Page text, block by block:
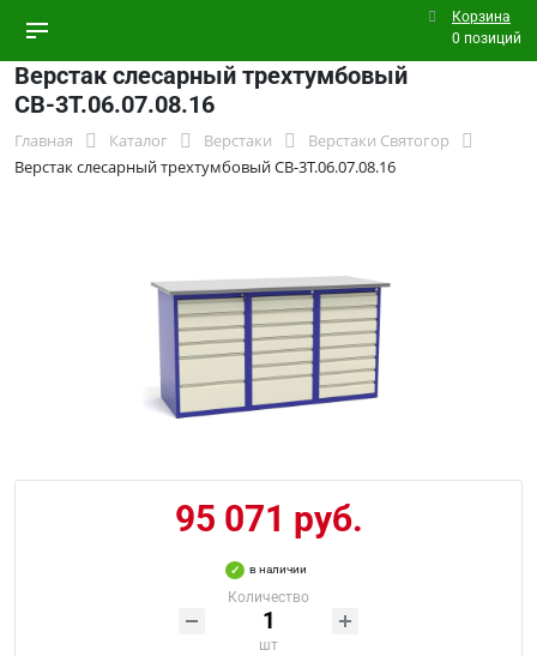
Корзина
0 позиций
Верстак слесарный трехтумбовый
СВ-3Т.06.07.08.16
Главная Каталог Верстаки
Верстаки Святогор
Верстак слесарный трехтумбовый СВ-3Т.06.07.08.16
95 071 руб.
в наличии
Количество
шт